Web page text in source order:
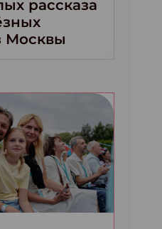
рассказа
Москвы